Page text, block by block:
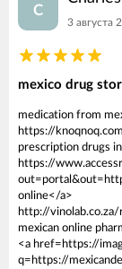
C
3 августа
mexico drug
medication from
https://
prescription drugs
https://
online</a>
http://
mexican online
<a href=https://
q=https://